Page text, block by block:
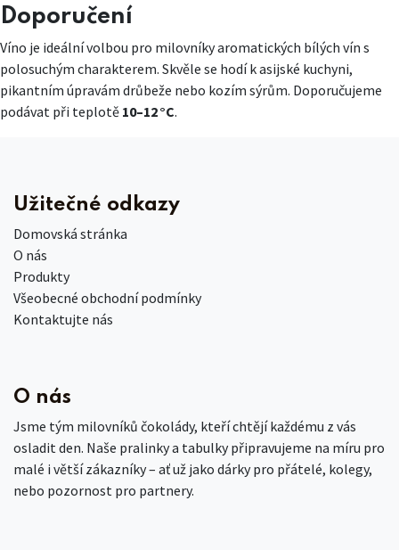
Doporučení
Víno je ideální volbou pro milovníky aromatických bílých vín s
polosuchým charakterem. Skvěle se hodí k asijské kuchyni,
pikantním úpravám drůbeže nebo kozím sýrům. Doporučujeme
podávat při teplotě 10–12 °C.
Užitečné odkazy
Domovská stránka
O nás
Produkty
Všeobecné obchodní podmínky
Kontaktujte nás
O nás
Jsme tým milovníků čokolády, kteří chtějí každému z vás
osladit den. Naše pralinky a tabulky připravujeme na míru pro
malé i větší zákazníky – ať už jako dárky pro přátelé, kolegy,
nebo pozornost pro partnery.